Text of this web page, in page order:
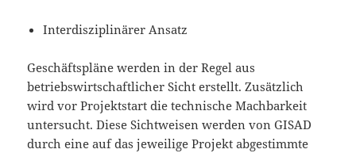
Interdisziplinärer Ansatz
Geschäftspläne werden in der Regel aus
betriebswirtschaftlicher Sicht erstellt. Zusätzlich
wird vor Projektstart die technische Machbarkeit
untersucht. Diese Sichtweisen werden von GISAD
durch eine auf das jeweilige Projekt abgestimmte